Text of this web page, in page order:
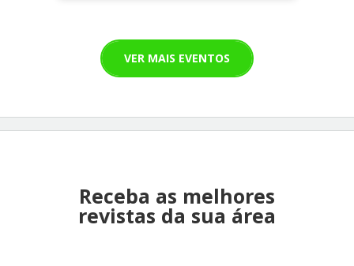
VER MAIS EVENTOS
Receba as melhores
revistas da sua área